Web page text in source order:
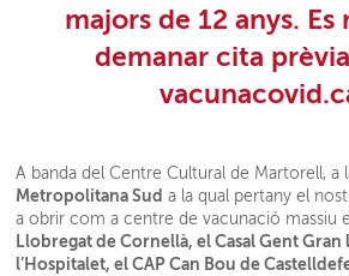
majors de 12 anys. Es
demanar cita
A banda del Centre Cultural de Martorell, a
Metropolitana Sud a la qual pertany el
a obrir com a centre de vacunació massiu
Llobregat de Cornellà, el Casal Gent Gran
l’Hospitalet, el CAP Can Bou de